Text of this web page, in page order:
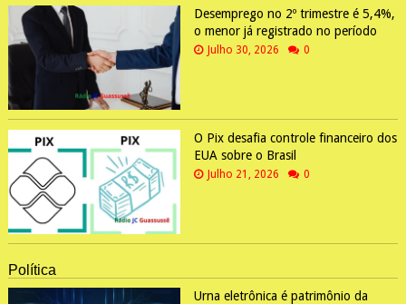
Desemprego no 2º trimestre é 5,4%,
o menor já registrado no período
Julho 30, 2026 0
O Pix desafia controle financeiro dos
EUA sobre o Brasil
Julho 21, 2026 0
Política
Urna eletrônica é patrimônio da